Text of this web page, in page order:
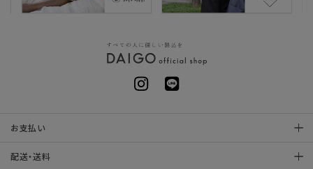
お支払い
配送・送料